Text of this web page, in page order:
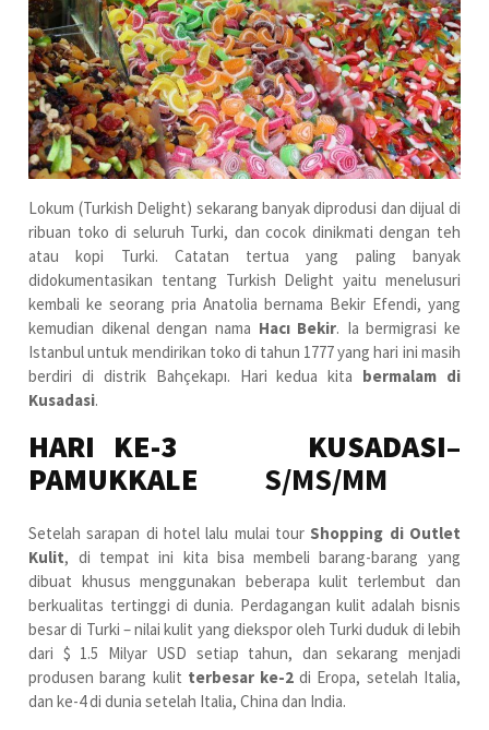
Lokum (Turkish Delight) sekarang banyak diprodusi dan dijual di
ribuan toko di seluruh Turki, dan cocok dinikmati dengan teh
atau kopi Turki. Catatan tertua yang paling banyak
didokumentasikan tentang Turkish Delight yaitu menelusuri
kembali ke seorang pria Anatolia bernama Bekir Efendi, yang
kemudian dikenal dengan nama Hacı Bekir. Ia bermigrasi ke
Istanbul untuk mendirikan toko di tahun 1777 yang hari ini masih
berdiri di distrik Bahçekapı. Hari kedua kita bermalam di
Kusadasi.
HARI KE-3 KUSADASI–
PAMUKKALE S/MS/MM
Setelah sarapan di hotel lalu mulai tour Shopping di Outlet
Kulit, di tempat ini kita bisa membeli barang-barang yang
dibuat khusus menggunakan beberapa kulit terlembut dan
berkualitas tertinggi di dunia. Perdagangan kulit adalah bisnis
besar di Turki – nilai kulit yang diekspor oleh Turki duduk di lebih
dari $ 1.5 Milyar USD setiap tahun, dan sekarang menjadi
produsen barang kulit terbesar ke-2 di Eropa, setelah Italia,
dan ke-4 di dunia setelah Italia, China dan India.